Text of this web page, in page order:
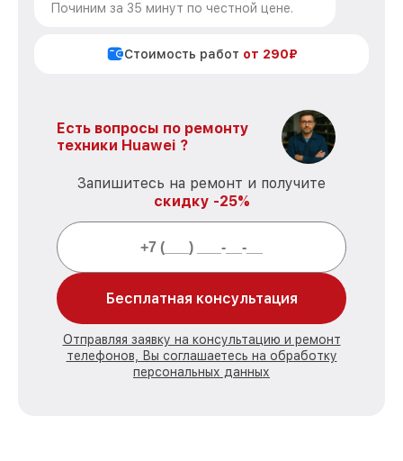
Починим за 35 минут по честной цене.
Стоимость работ от 290₽
Есть вопросы по ремонту
техники Huawei ?
Запишитесь на ремонт и получите
скидку -25%
Бесплатная консультация
Отправляя заявку на консультацию и ремонт
телефонов, Вы соглашаетесь на обработку
персональных данных